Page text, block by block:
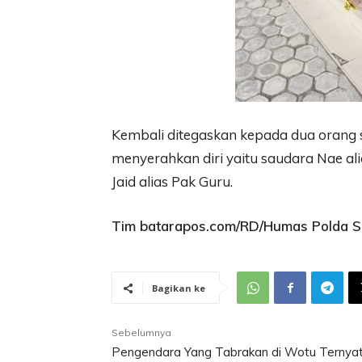
Kembali ditegaskan kepada dua
menyerahkan diri yaitu saudara Nae
Jaid alias Pak Guru.
Tim batarapos.com/RD/Humas Polda
Bagikan ke
Sebelumnya
Pengendara Yang Tabrakan di Wotu